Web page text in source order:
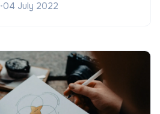
•04 July 2022